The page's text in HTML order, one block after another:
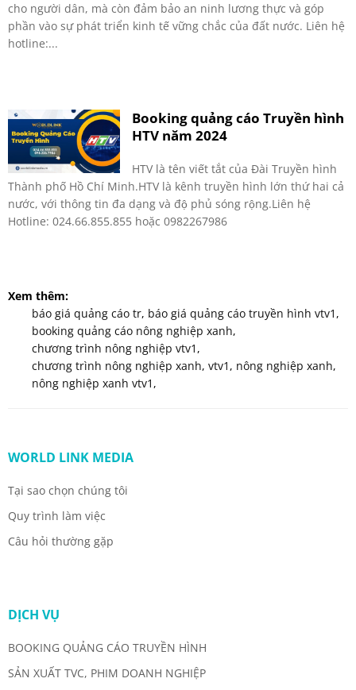
cho người dân, mà còn đảm bảo an ninh lương thực và góp
phần vào sự phát triển kinh tế vững chắc của đất nước. Liên hệ
hotline:...
Booking quảng cáo Truyền hình
HTV năm 2024
HTV là tên viết tắt của Đài Truyền hình
Thành phố Hồ Chí Minh.HTV là kênh truyền hình lớn thứ hai cả
nước, với thông tin đa dạng và độ phủ sóng rộng.Liên hệ
Hotline: 024.66.855.855 hoặc 0982267986
Xem thêm:
báo giá quảng cáo tr, báo giá quảng cáo truyền hình vtv1 ,
booking quảng cáo nông nghiệp xanh,
chương trình nông nghiệp vtv1 ,
chương trình nông nghiệp xanh, vtv1 , nông nghiệp xanh,
nông nghiệp xanh vtv1 ,
WORLD LINK MEDIA
Tại sao chọn chúng tôi
Quy trình làm việc
Câu hỏi thường gặp
DỊCH VỤ
BOOKING QUẢNG CÁO TRUYỀN HÌNH
SẢN XUẤT TVC, PHIM DOANH NGHIỆP